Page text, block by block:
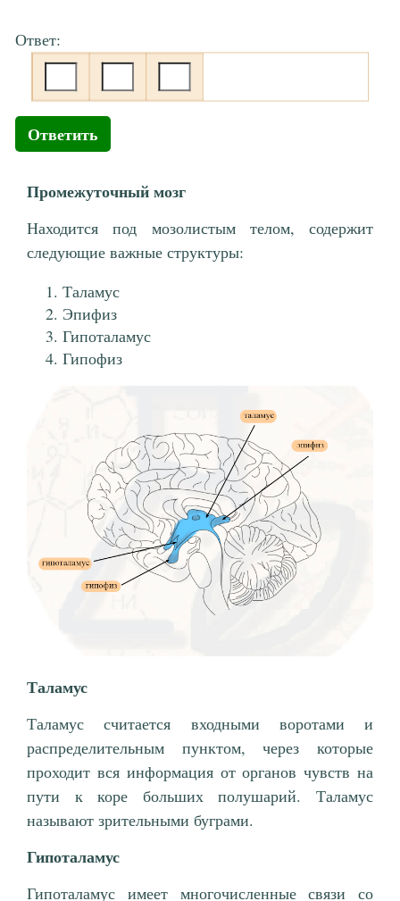
Ответ:
Ответить
Промежуточный мозг
Находится под мозолистым телом, содержит
следующие важные структуры:
Таламус
Эпифиз
Гипоталамус
Гипофиз
Таламус
Таламус считается входными воротами и
распределительным пунктом, через которые
проходит вся информация от органов чувств на
пути к коре больших полушарий. Таламус
называют зрительными буграми.
Гипоталамус
Гипоталамус имеет многочисленные связи со